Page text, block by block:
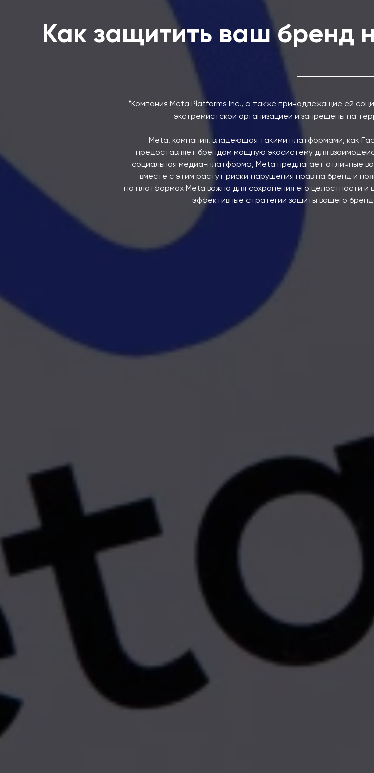
Как защитить ваш бренд
*Компания Meta Platforms Inc., а также принадлежащие ей
экстремистской организацией и запрещены на
Meta, компания, владеющая такими платформами, как
предоставляет брендам мощную экосистему для
социальная медиа-платформа, Meta предлагает отличные
вместе с этим растут риски нарушения прав на бренд и
на платформах Meta важна для сохранения его целостности
эффективные стратегии защиты вашего